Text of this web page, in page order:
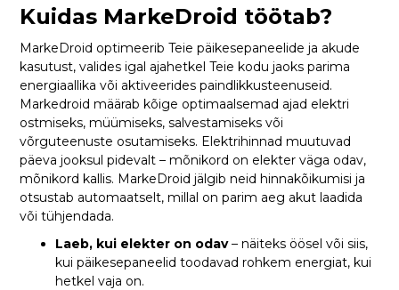
Kuidas MarkeDroid töötab?
MarkeDroid optimeerib Teie päikesepaneelide ja akude
kasutust, valides igal ajahetkel Teie kodu jaoks parima
energiaallika või aktiveerides paindlikkusteenuseid.
Markedroid määrab kõige optimaalsemad ajad elektri
ostmiseks, müümiseks, salvestamiseks või
võrguteenuste osutamiseks. Elektrihinnad muutuvad
päeva jooksul pidevalt – mõnikord on elekter väga odav,
mõnikord kallis. MarkeDroid jälgib neid hinnakõikumisi ja
otsustab automaatselt, millal on parim aeg akut laadida
või tühjendada.
Laeb, kui elekter on odav– näiteks öösel või siis,
kui päikesepaneelid toodavad rohkem energiat, kui
hetkel vaja on.